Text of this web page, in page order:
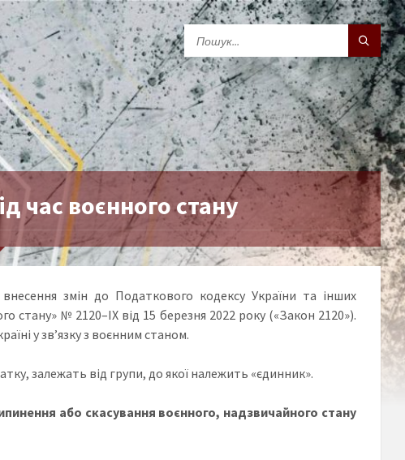
час воєнного стану
змін до Податкового кодексу України та інших
стану» № 2120–IX від 15 березня 2022 року («Закон 2120»).
у зв’язку з воєнним станом.
залежать від групи, до якої належить «єдинник».
або скасування воєнного, надзвичайного стану